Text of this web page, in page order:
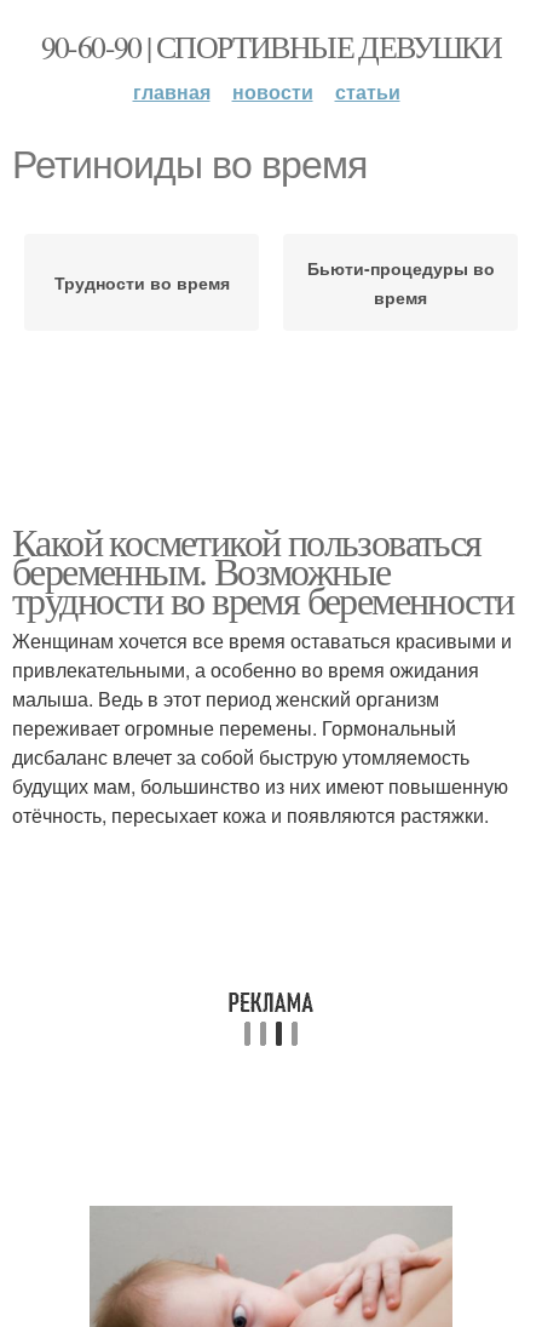
90-60-90 | СПОРТИВНЫЕ ДЕВУШКИ
главная новости статьи
Ретиноиды во время
Трудности во время
Бьюти-процедуры во
время
Какой косметикой пользоваться
беременным. Возможные
трудности во время беременности
Женщинам хочется все время оставаться красивыми и
привлекательными, а особенно во время ожидания
малыша. Ведь в этот период женский организм
переживает огромные перемены. Гормональный
дисбаланс влечет за собой быструю утомляемость
будущих мам, большинство из них имеют повышенную
отёчность, пересыхает кожа и появляются растяжки.